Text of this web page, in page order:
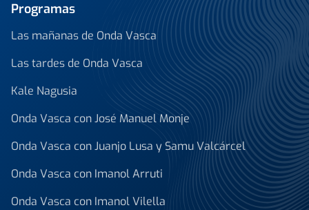
Programas
Las mañanas de Onda Vasca
Las tardes de Onda Vasca
Kale Nagusia
Onda Vasca con José Manuel Monje
Onda Vasca con Juanjo Lusa y Samu Valcárcel
Onda Vasca con Imanol Arruti
Onda Vasca con Imanol Vilella